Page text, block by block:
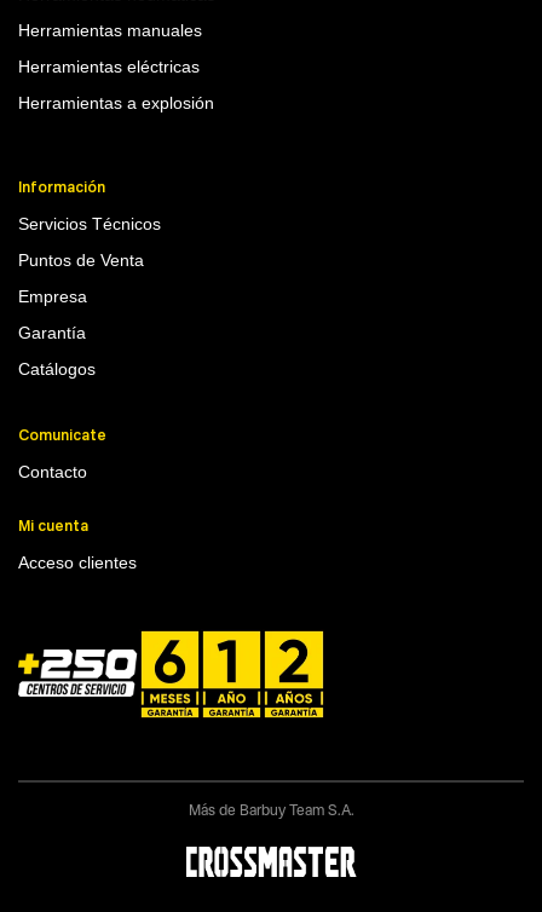
Herramientas manuales
Herramientas eléctricas
Herramientas a explosión
Información
Servicios Técnicos
Puntos de Venta
Empresa
Garantía
Catálogos
Comunicate
Contacto
Mi cuenta
Acceso clientes
Más de Barbuy Team S.A.